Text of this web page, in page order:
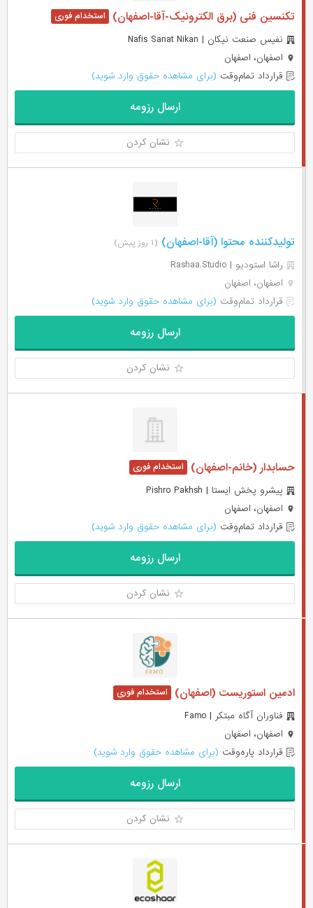
تکنسین فنی (برق الکترونیک-آقا-اصفهان)
نفیس صنعت نیکان | Nafis Sanat Nikan
اصفهان، اصفهان
قرارداد تمام‌وقت (برای مشاهده حقوق وارد شوید)
ارسال رزومه
نشان کردن
تولیدکننده محتوا (آقا-اصفهان) (۱ روز پیش)
راشا استودیو | Rashaa.Studio
اصفهان، اصفهان
قرارداد تمام‌وقت (برای مشاهده حقوق وارد شوید)
ارسال رزومه
نشان کردن
حسابدار (خانم-اصفهان)
پیشرو پخش ایستا | Pishro Pakhsh
اصفهان، اصفهان
قرارداد تمام‌وقت (برای مشاهده حقوق وارد شوید)
ارسال رزومه
نشان کردن
ادمین استوریست (اصفهان)
فناوران آگاه مبتکر | Famo
اصفهان، اصفهان
قرارداد پاره‌وقت (برای مشاهده حقوق وارد شوید)
ارسال رزومه
نشان کردن